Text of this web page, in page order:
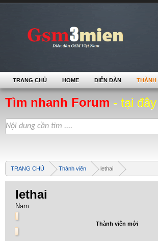
Tìm nhanh Forum - tại
TRANG CHỦ Thành viên lethai
lethai
Nam
Thành viên mới
TRANG CHỦ HOME DIỄN ĐÀN THÀNH